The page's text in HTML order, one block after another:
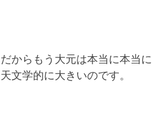
だからもう大元は本当に本当に
天文学的に大きいのです。